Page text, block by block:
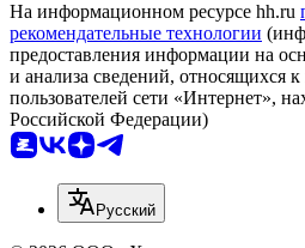
На информационном ресурсе hh.ru
рекомендательные технологии
предоставления информации на
и анализа сведений, относящихся
пользователей сети «Интернет»,
Российской Федерации)
Русский